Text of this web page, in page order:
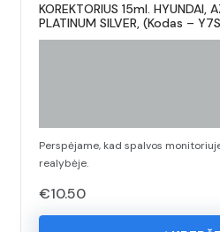
KOREKTORIUS 15ml. HYUNDAI,
PLATINUM SILVER, (Kodas –
Perspėjame, kad spalvos
realybėje.
€10.50